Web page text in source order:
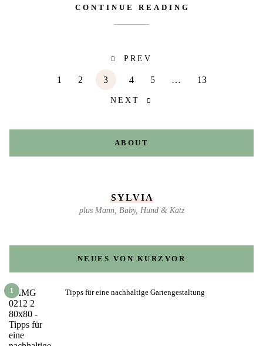
CONTINUE READING
PREV
1 2 3 4 5 … 13
NEXT
ABOUT
SYLVIA
plus Mann, Baby, Hund & Katz
NEUES VON KURZVOR
1 Tipps für eine nachhaltige Gartengestaltung